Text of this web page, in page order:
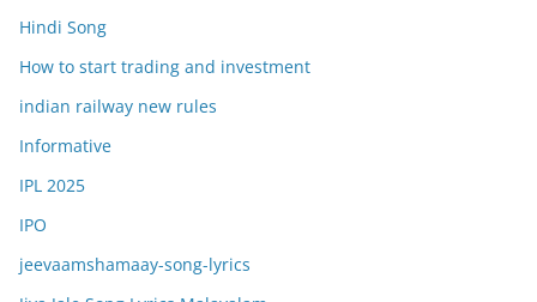
Hindi Song
How to start trading and investment
indian railway new rules
Informative
IPL 2025
IPO
jeevaamshamaay-song-lyrics